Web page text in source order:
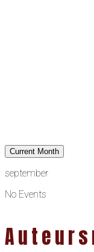
Current Month
september
No Events